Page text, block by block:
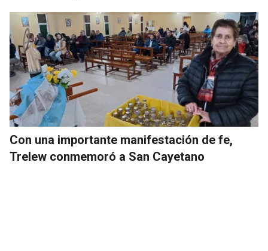
Con una importante manifestación de fe,
Trelew conmemoró a San Cayetano